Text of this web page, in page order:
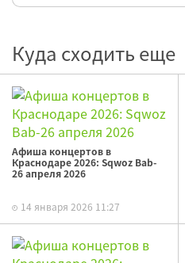
Куда сходить еще
Афиша концертов в
Краснодаре 2026: Sqwoz Bab-
26 апреля 2026
14 января 2026 11:27